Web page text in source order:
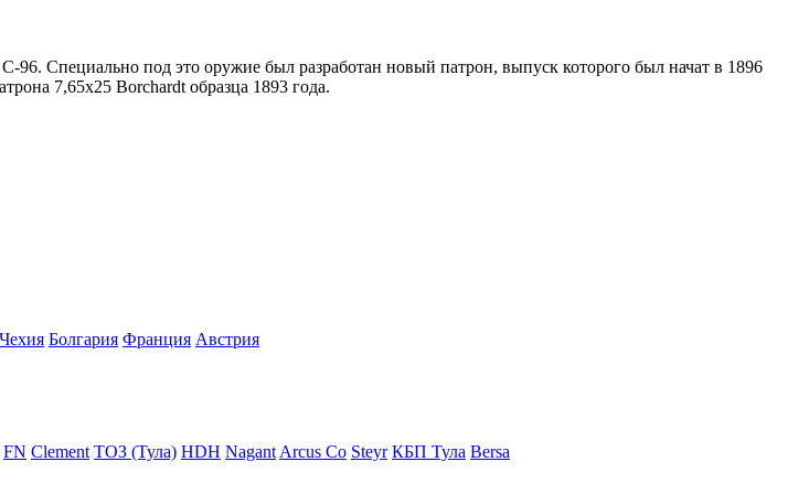
96. Специально под это оружие был разработан новый патрон, выпуск которого был начат в 1896
7,65x25 Borchardt образца 1893 года.
Чехия Болгария Франция Австрия
FN Clement ТОЗ (Тула) HDH NagantArcus Co Steyr КБП Тула Bersa